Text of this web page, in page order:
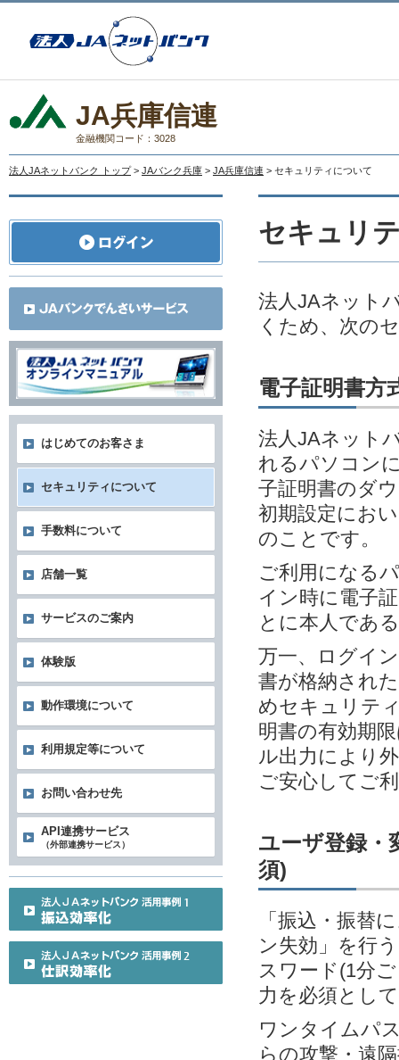
JA兵庫信連
金融機関コード：3028
法人JAネットバンク トップ > JAバンク兵庫 > JA兵庫信連 > セキュリティについて
セキュリ
法人JAネット
くため、次の
電子証明書方
法人JAネット
れるパソコン
子証明書のダ
初期設定にお
のことです。
ご利用になる
イン時に電子
とに本人であ
万一、ログイ
書が格納され
めセキュリテ
明書の有効期
ル出力により
ご安心してご
ユーザ登録・
須)
「振込・振替
ン失効」を行
スワード(1分
力を必須とし
ワンタイムパ
らの攻撃・遠
はじめてのお客さま
セキュリティについて
手数料について
店舗一覧
サービスのご案内
体験版
動作環境について
利用規定等について
お問い合わせ先
API連携サービス
（外部連携サービス）